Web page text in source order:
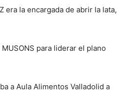
era la encargada de abrir la lata,
para liderar el plano
a Aula Alimentos Valladolid a